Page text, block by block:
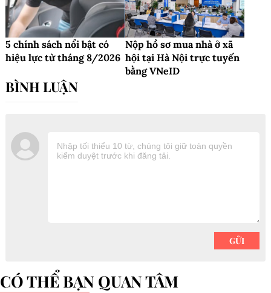
5 chính sách nổi bật có
hiệu lực từ tháng 8/2026
Nộp hồ sơ mua nhà ở xã
hội tại Hà Nội trực tuyến
bằng VNeID
CÓ THỂ BẠN QUAN TÂM